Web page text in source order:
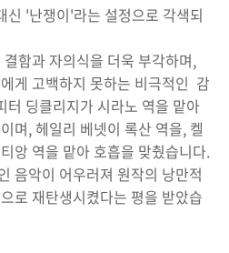
신 '난쟁이'라는 설정으로 각색되
함과 자의식을 더욱 부각하며,
게 고백하지 못하는 비극적인 감
터 딩클리지가 시라노 역을 맡아
며, 헤일리 베넷이 록산 역을, 켈
앙 역을 맡아 호흡을 맞췄습니다.
음악이 어우러져 원작의 낭만적
로 재탄생시켰다는 평을 받았습